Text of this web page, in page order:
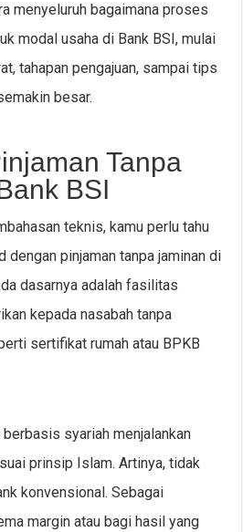
menyeluruh bagaimana proses
modal usaha di Bank BSI, mulai
tahapan pengajuan, sampai tips
besar.
Tanpa
BSI
teknis, kamu perlu tahu
dengan pinjaman tanpa jaminan di
dasarnya adalah fasilitas
kepada nasabah tanpa
sertifikat rumah atau BPKB
syariah menjalankan
prinsip Islam. Artinya, tidak
konvensional. Sebagai
margin atau bagi hasil yang